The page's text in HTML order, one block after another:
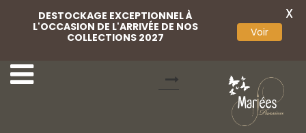
DESTOCKAGE EXCEPTIONNEL À
L'OCCASION DE L'ARRIVÉE DE NOS
COLLECTIONS 2027
Voir
X